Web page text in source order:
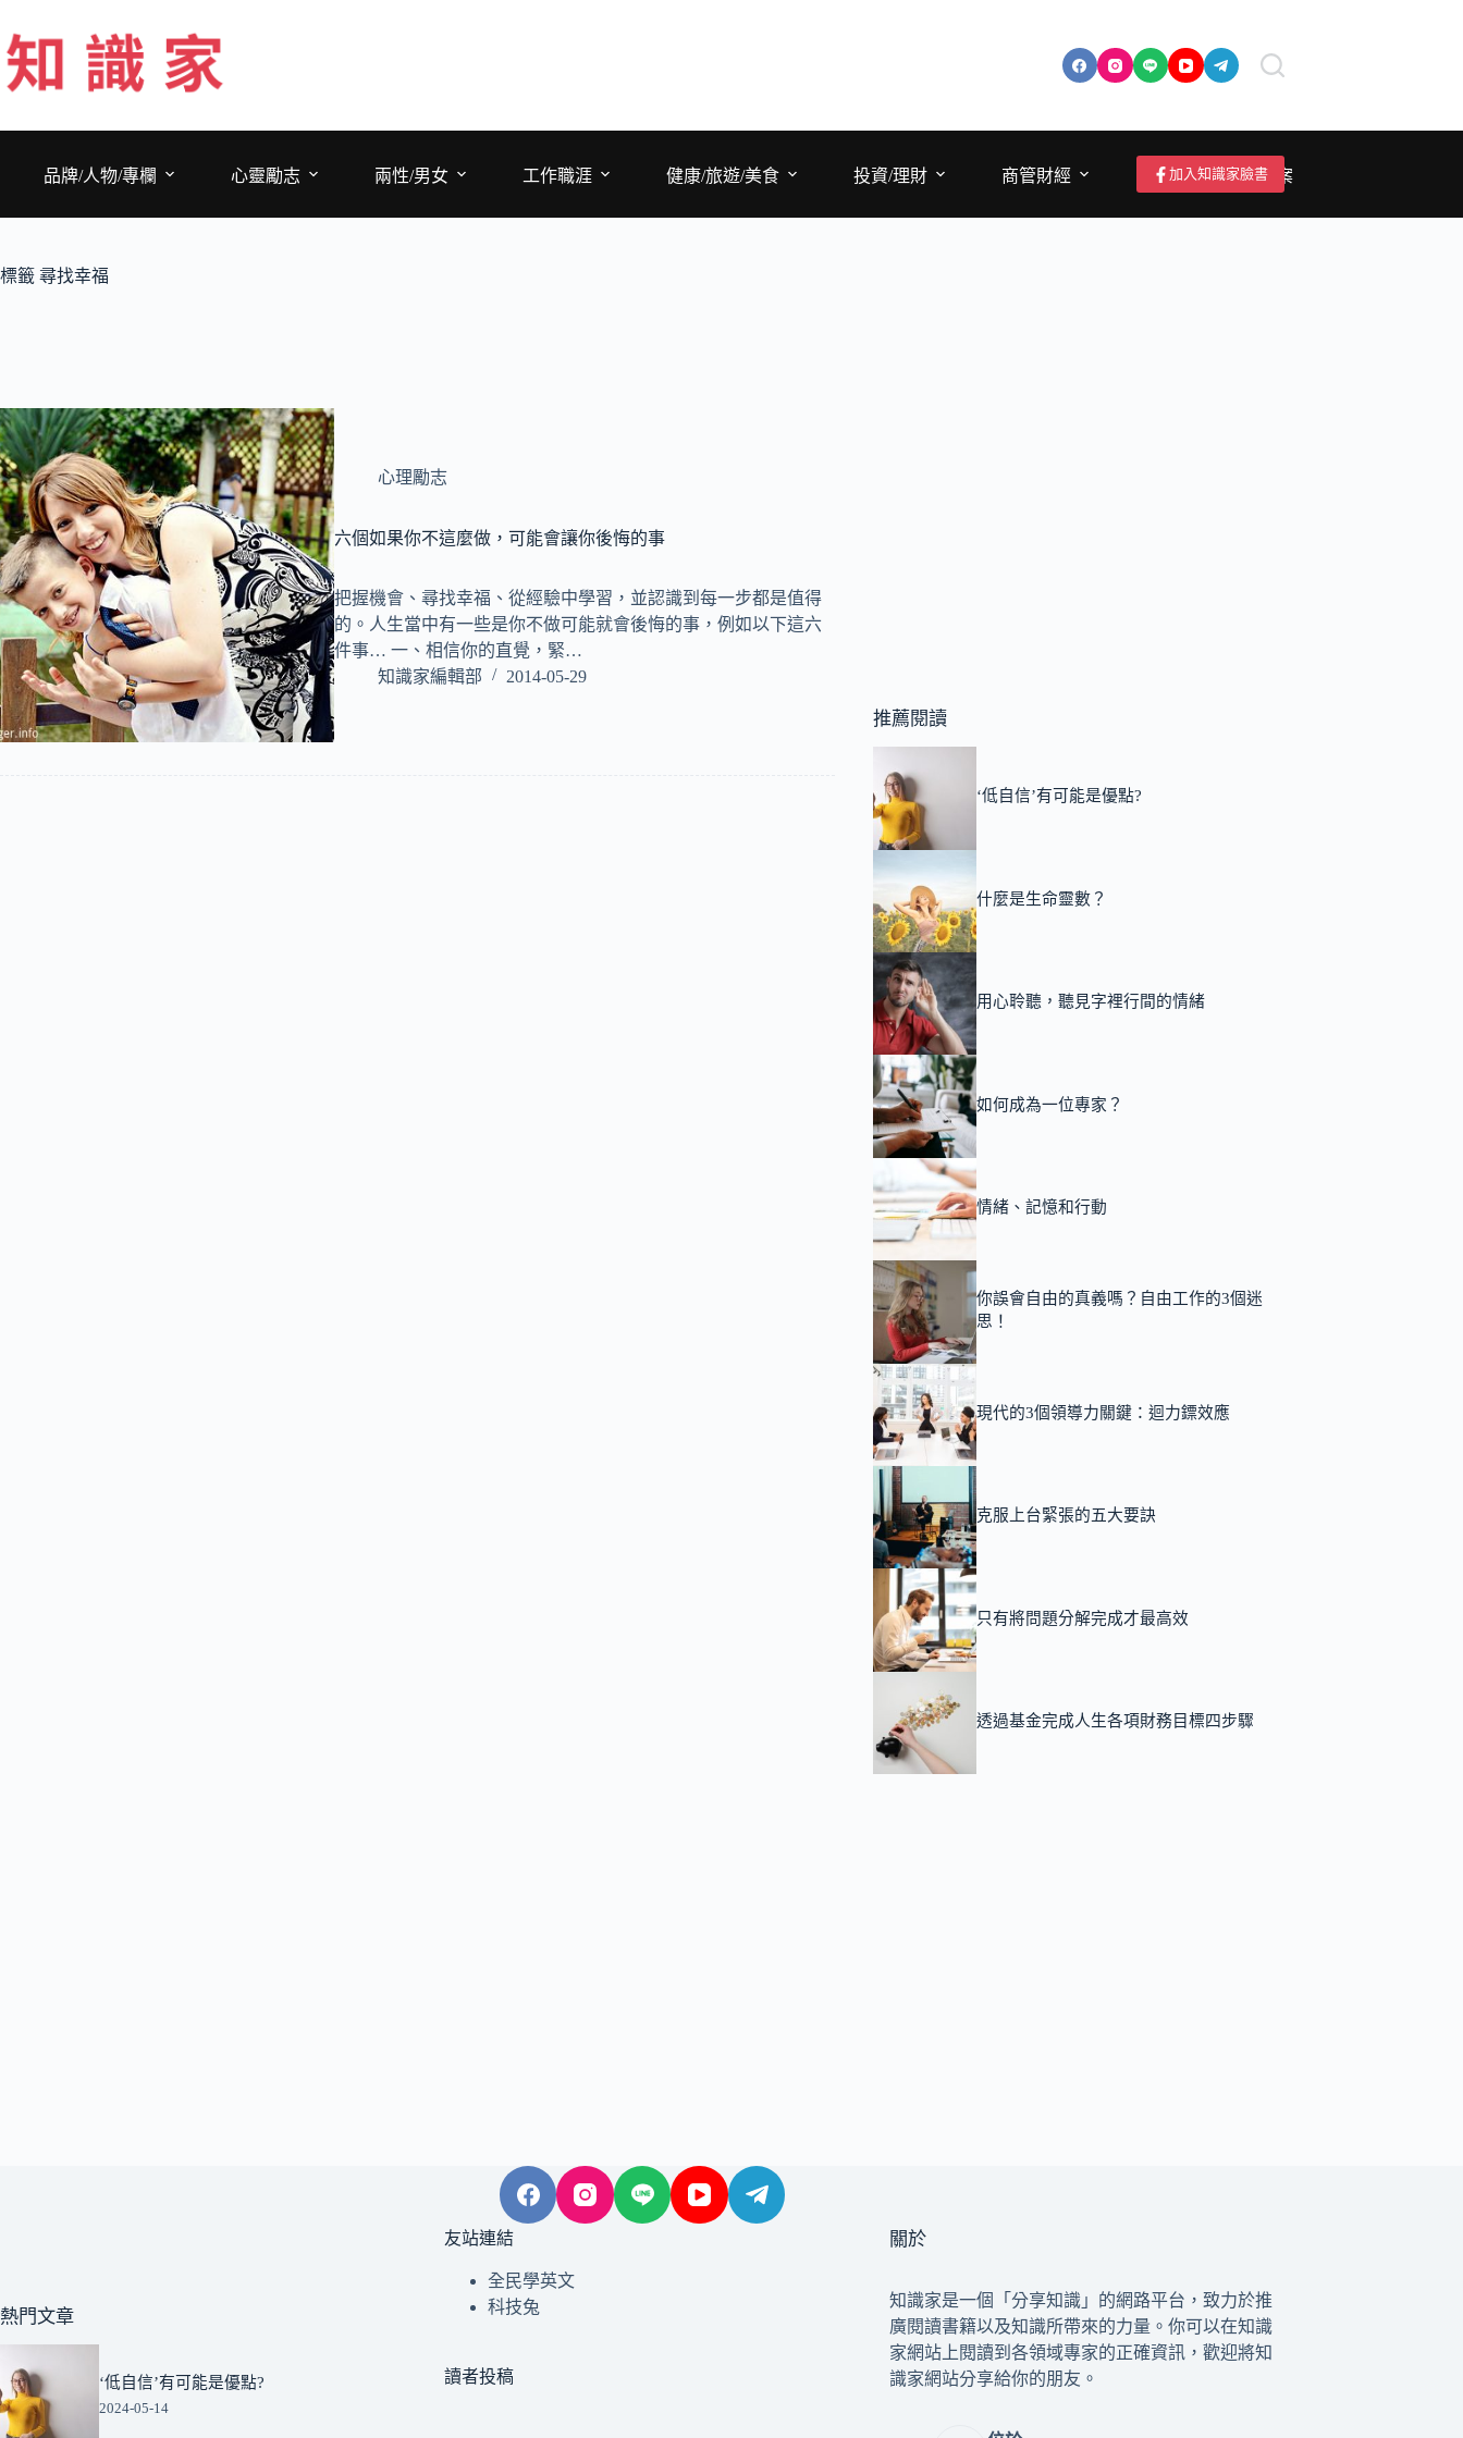
至
主
要
品牌/人物/專欄
心靈勵志 兩性/男女 工作職涯 健康/旅遊/美食 投資/理財 商管財經 成為作者/投稿/提案
加入知識家臉書
標籤 尋找幸福
心理勵志
六個如果你不這麼做，可能會讓你後悔的事
把握機會、尋找幸福、從經驗中學習，並認識到每一步都是值得
的。人生當中有一些是你不做可能就會後悔的事，例如以下這六
件事… 一、相信你的直覺，緊…
知識家編輯部
2014-05-29
推薦閱讀
‘低自信’有可能是優點?
什麼是生命靈數？
用心聆聽，聽見字裡行間的情緒
如何成為一位專家？
情緒、記憶和行動
你誤會自由的真義嗎？自由工作的3個迷
思！
現代的3個領導力關鍵：迴力鏢效應
克服上台緊張的五大要訣
只有將問題分解完成才最高效
透過基金完成人生各項財務目標四步驟
熱門文章
‘低自信’有可能是優點?
2024-05-14
友站連結
全民學英文
科技兔
讀者投稿
關於
知識家是一個「分享知識」的網路平台，致力於推
廣閱讀書籍以及知識所帶來的力量。你可以在知識
家網站上閱讀到各領域專家的正確資訊，歡迎將知
識家網站分享給你的朋友。